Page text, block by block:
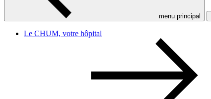
menu principal
Le CHUM, votre hôpital